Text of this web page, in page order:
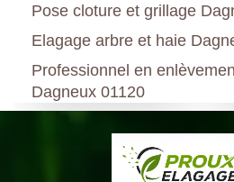
Pose cloture et grillage
Elagage arbre et haie
Professionnel en
Dagneux 01120